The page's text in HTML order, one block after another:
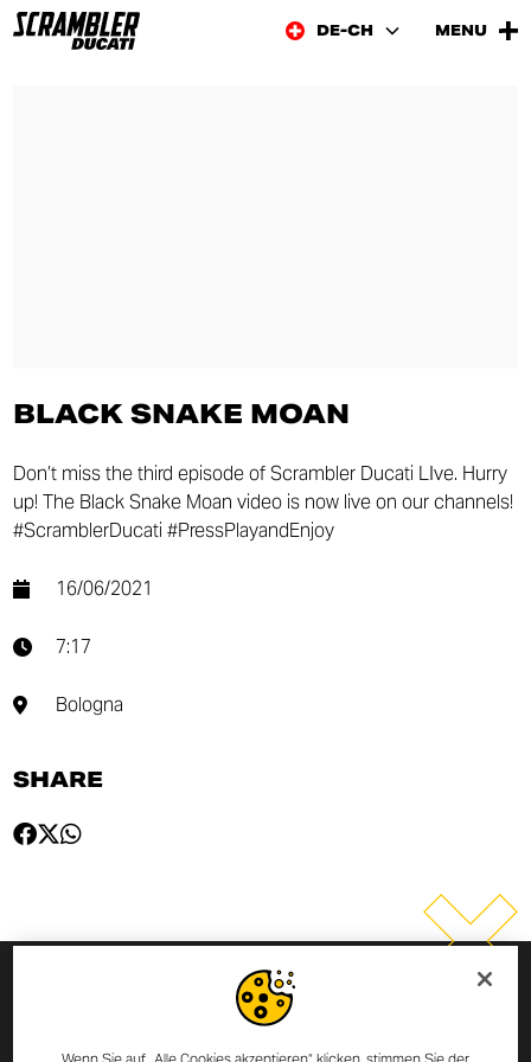
DE-CH MENU
BLACK SNAKE MOAN
Don’t miss the third episode of Scrambler Ducati LIve. Hurry
up! The Black Snake Moan video is now live on our channels!
#ScramblerDucati #PressPlayandEnjoy
16/06/2021
7:17
Bologna
SHARE
MELDE DICH ZUM NEWSLETTER
Wenn Sie auf „Alle Cookies akzeptieren“ klicken, stimmen Sie der